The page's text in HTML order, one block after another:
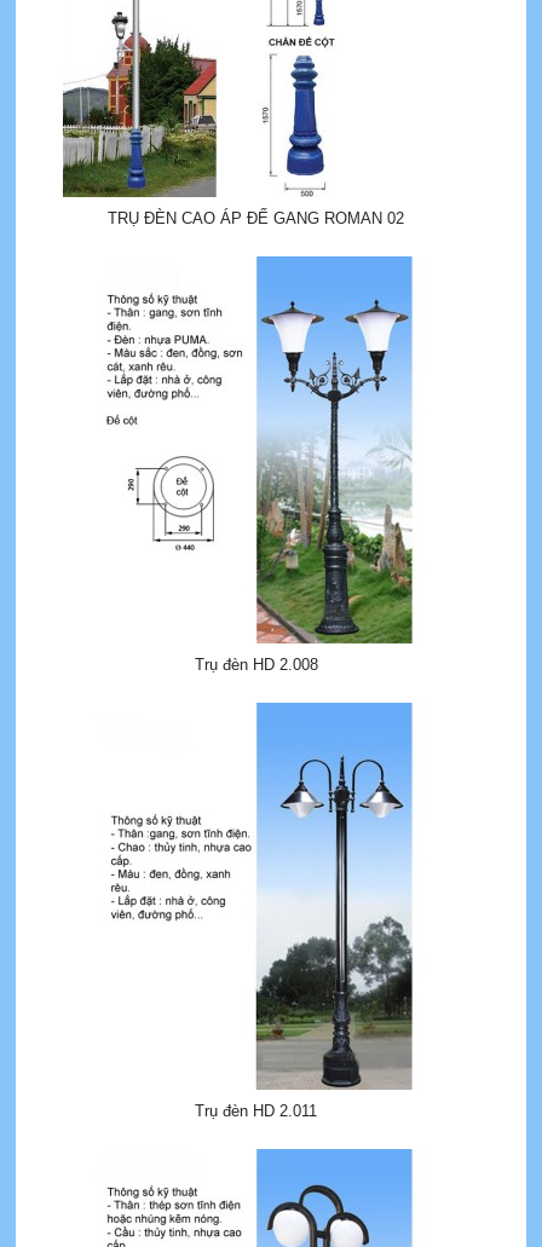
TRỤ ĐÈN CAO ÁP ĐẾ GANG ROMAN 02
Trụ đèn HD 2.008
Trụ đèn HD 2.011